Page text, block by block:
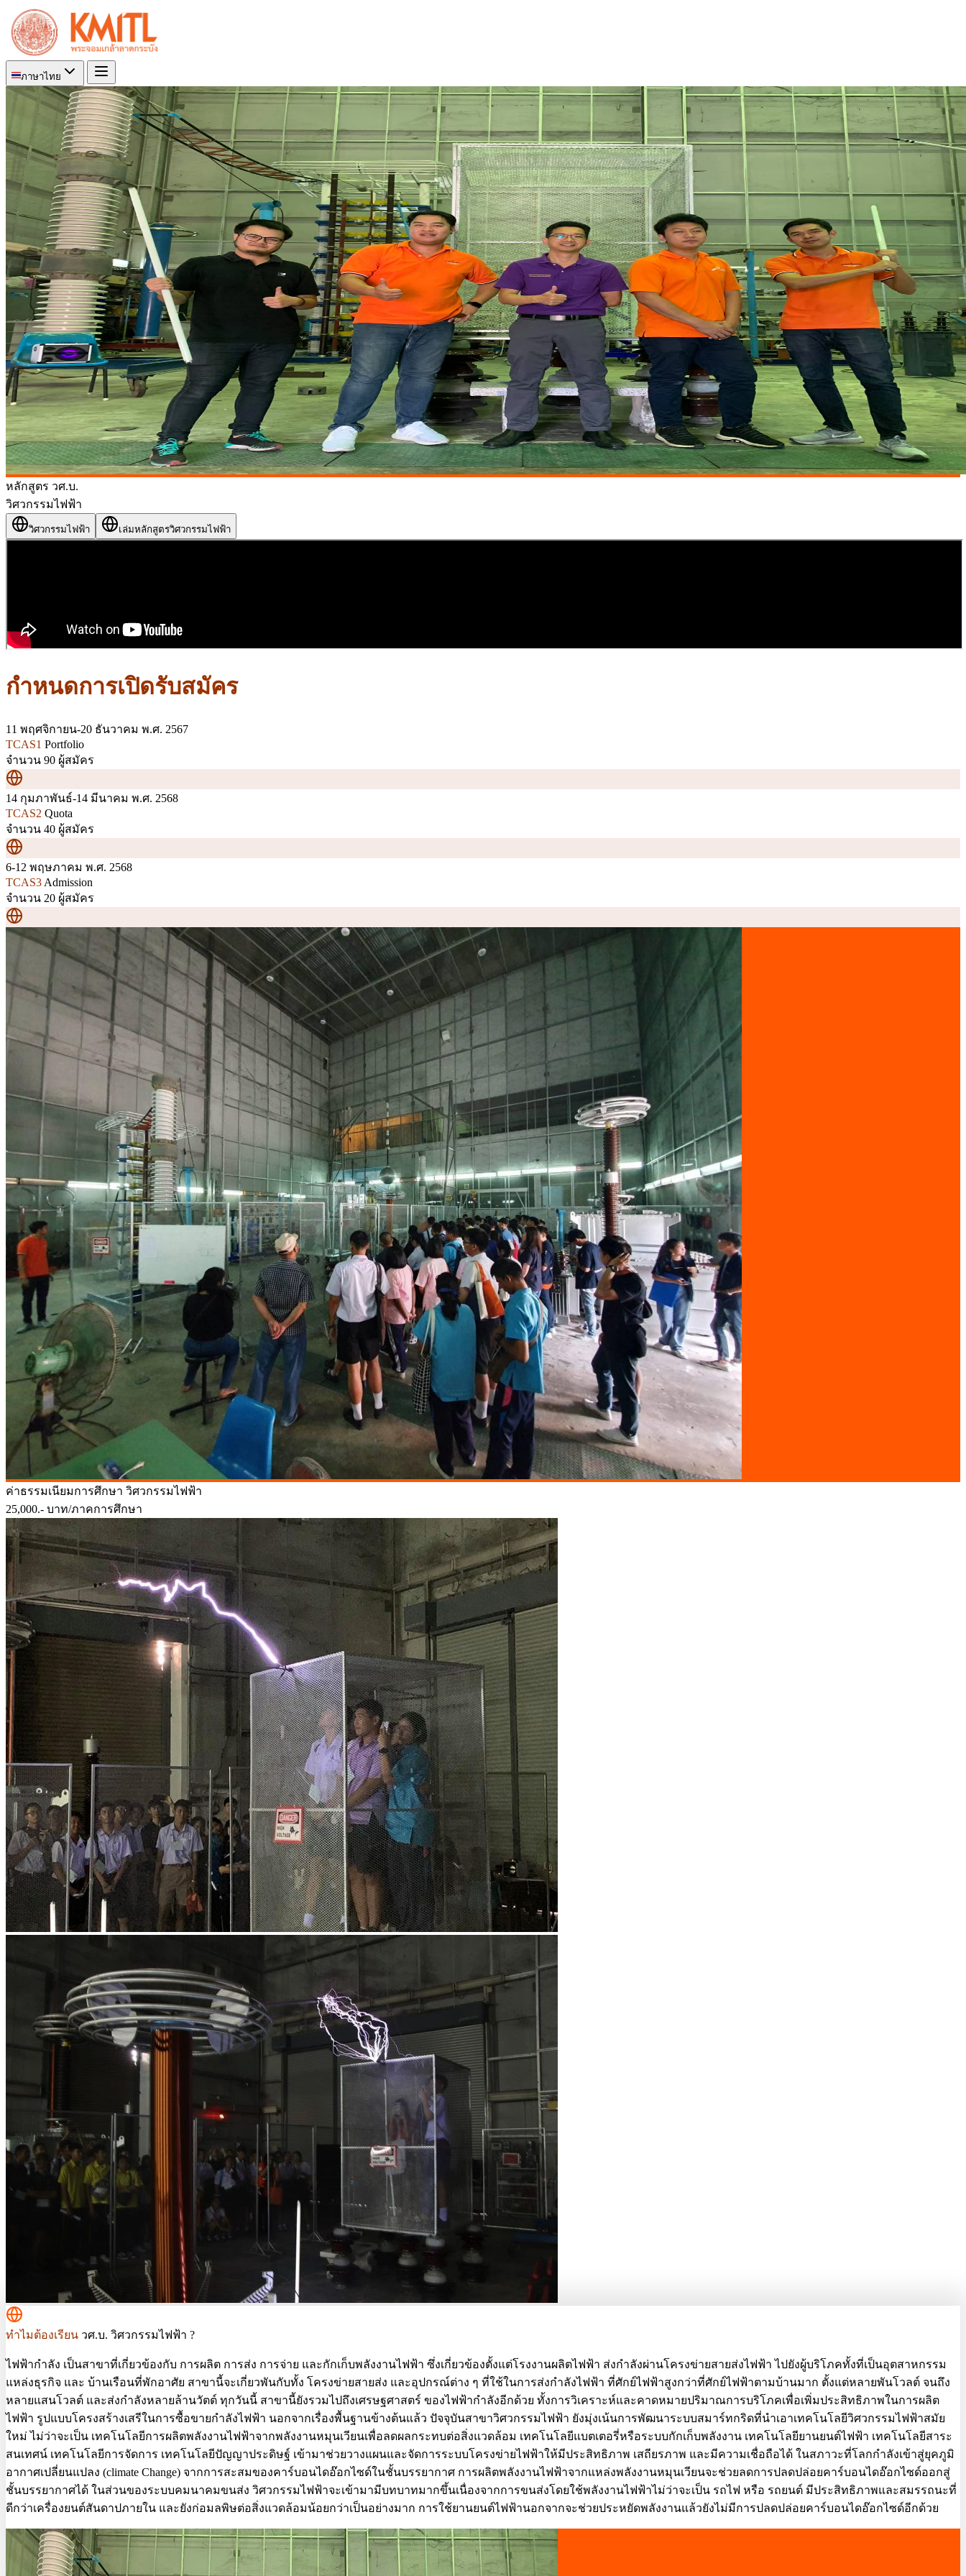
ภาษาไทย
หลักสูตร วศ.บ.
วิศวกรรมไฟฟ้า
วิศวกรรมไฟฟ้า เล่มหลักสูตรวิศวกรรมไฟฟ้า
กำหนดการเปิดรับสมัคร
11 พฤศจิกายน-20 ธันวาคม พ.ศ. 2567
TCAS1 Portfolio
จำนวน 90 ผู้สมัคร
14 กุมภาพันธ์-14 มีนาคม พ.ศ. 2568
TCAS2 Quota
จำนวน 40 ผู้สมัคร
6-12 พฤษภาคม พ.ศ. 2568
TCAS3 Admission
จำนวน 20 ผู้สมัคร
ค่าธรรมเนียมการศึกษา วิศวกรรมไฟฟ้า
25,000.- บาท/ภาคการศึกษา
ทำไมต้องเรียน วศ.บ. วิศวกรรมไฟฟ้า ?
ไฟฟ้ากำลัง เป็นสาขาที่เกี่ยวข้องกับ การผลิต การส่ง การจ่าย และกักเก็บพลังงานไฟฟ้า ซึ่งเกี่ยวข้องตั้งแต่โรงงานผลิตไฟฟ้า ส่งกำลังผ่านโครงข่ายสายส่งไฟฟ้า ไปยังผู้บริโภคทั้งที่เป็นอุตสาหกรรม
แหล่งธุรกิจ และ บ้านเรือนที่พักอาศัย สาขานี้จะเกี่ยวพันกับทั้ง โครงข่ายสายส่ง และอุปกรณ์ต่าง ๆ ที่ใช้ในการส่งกำลังไฟฟ้า ที่ศักย์ไฟฟ้าสูงกว่าที่ศักย์ไฟฟ้าตามบ้านมาก ตั้งแต่หลายพันโวลต์ จนถึง
หลายแสนโวลต์ และส่งกำลังหลายล้านวัตต์ ทุกวันนี้ สาขานี้ยังรวมไปถึงเศรษฐศาสตร์ ของไฟฟ้ากำลังอีกด้วย ทั้งการวิเคราะห์และคาดหมายปริมาณการบริโภคเพื่อเพิ่มประสิทธิภาพในการผลิต
ไฟฟ้า รูปแบบโครงสร้างเสรีในการซื้อขายกำลังไฟฟ้า นอกจากเรื่องพื้นฐานข้างต้นแล้ว ปัจจุบันสาขาวิศวกรรมไฟฟ้า ยังมุ่งเน้นการพัฒนาระบบสมาร์ทกริดที่นำเอาเทคโนโลยีวิศวกรรมไฟฟ้าสมัย
ใหม่ ไม่ว่าจะเป็น เทคโนโลยีการผลิตพลังงานไฟฟ้าจากพลังงานหมุนเวียนเพื่อลดผลกระทบต่อสิ่งแวดล้อม เทคโนโลยีแบตเตอรี่หรือระบบกักเก็บพลังงาน เทคโนโลยียานยนต์ไฟฟ้า เทคโนโลยีสาระ
สนเทศน์ เทคโนโลยีการจัดการ เทคโนโลยีปัญญาประดิษฐ์ เข้ามาช่วยวางแผนและจัดการระบบโครงข่ายไฟฟ้าให้มีประสิทธิภาพ เสถียรภาพ และมีความเชื่อถือได้ ในสภาวะที่โลกกำลังเข้าสู่ยุคภูมิ
อากาศเปลี่ยนแปลง (climate Change) จากการสะสมของคาร์บอนไดอ๊อกไซด์ในชั้นบรรยากาศ การผลิตพลังงานไฟฟ้าจากแหล่งพลังงานหมุนเวียนจะช่วยลดการปลดปล่อยคาร์บอนไดอ๊อกไซด์ออกสู่
ชั้นบรรยากาศได้ ในส่วนของระบบคมนาคมขนส่ง วิศวกรรมไฟฟ้าจะเข้ามามีบทบาทมากขึ้นเนื่องจากการขนส่งโดยใช้พลังงานไฟฟ้าไม่ว่าจะเป็น รถไฟ หรือ รถยนต์ มีประสิทธิภาพและสมรรถนะที่
ดีกว่าเครื่องยนต์สันดาปภายใน และยังก่อมลพิษต่อสิ่งแวดล้อมน้อยกว่าเป็นอย่างมาก การใช้ยานยนต์ไฟฟ้านอกจากจะช่วยประหยัดพลังงานแล้วยังไม่มีการปลดปล่อยคาร์บอนไดอ๊อกไซด์อีกด้วย